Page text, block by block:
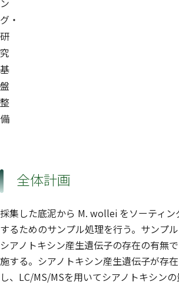
ン
グ・
研
究
基
盤
整
備
全体計画
採集した底泥から M. wollei をソーティン
するためのサンプル処理を行う。サンプル
シアノトキシン産生遺伝子の存在の有無
施する。シアノトキシン産生遺伝子が存
し、LC/MS/MSを用いてシアノトキシン